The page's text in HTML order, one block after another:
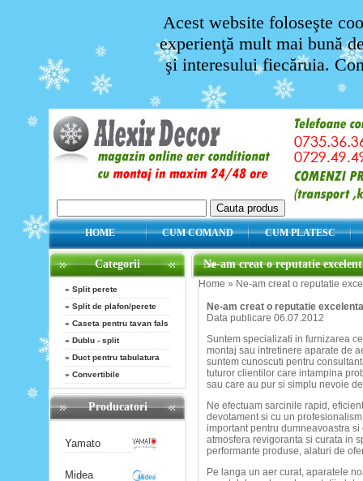
Acest website foloseşte
experienţă mult mai bună
şi interesului fiecăruia.
HOME CUM COMAND CUM PLATESC
Categorii
» Split perete
» Split de plafon/perete
» Caseta pentru tavan fals
» Dublu - split
» Duct pentru tabulatura
» Convertibile
Producatori
Yamato
Midea
Ne-am creat o reputatie
Home » Ne-am creat o reputatie
Ne-am creat o reputatie
Data publicare 06.07.2012
Suntem specializati in furnizarea
montaj sau intretinere aparate de
suntem cunoscuti pentru
tuturor clientilor care intampina
sau care au pur si simplu nevoie
Ne efectuam sarcinile rapid,
devotament si cu un
important pentru dumneavoastra
atmosfera revigoranta si curata in
performante produse, alaturi de
Pe langa un aer curat, aparatele